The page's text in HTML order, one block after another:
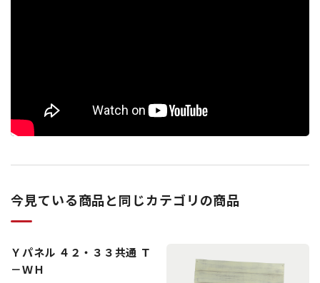
今見ている商品と同じカテゴリの商品
Ｙパネル ４２・３３共通 Ｔ
－ＷＨ